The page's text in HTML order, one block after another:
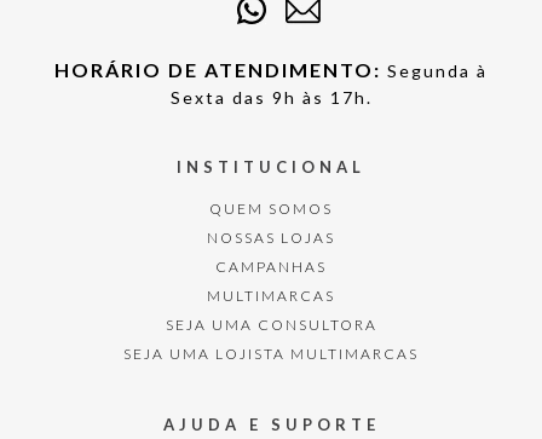
HORÁRIO DE ATENDIMENTO: Segunda à
Sexta das 9h às 17h.
INSTITUCIONAL
QUEM SOMOS
NOSSAS LOJAS
CAMPANHAS
MULTIMARCAS
SEJA UMA CONSULTORA
SEJA UMA LOJISTA MULTIMARCAS
AJUDA E SUPORTE